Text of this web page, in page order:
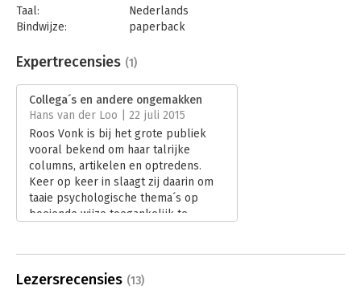
Taal:
Nederlands
Bindwijze:
paperback
Uitgever:
Maven Publishing
Verschijningsdatum:
26-10-2017
Hoofdrubriek: Psychologie
Expertrecensies (1)
Collega´s en andere ongemakken
Hans van der Loo | 22 juli 2015
Roos Vonk is bij het grote publiek
vooral bekend om haar talrijke
columns, artikelen en optredens.
Keer op keer in slaagt zij daarin om
taaie psychologische thema´s op
boeiende wijze toegankelijk te
de psychologie van de werkvloer.
Lezersrecensies (13)